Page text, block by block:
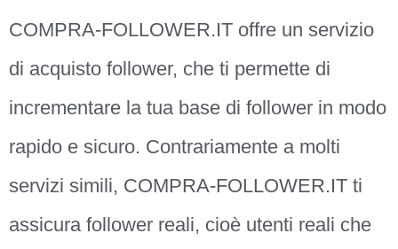
COMPRA-FOLLOWER.IT offre un servizio
di acquisto follower, che ti permette di
incrementare la tua base di follower in modo
rapido e sicuro. Contrariamente a molti
servizi simili, COMPRA-FOLLOWER.IT ti
assicura follower reali, cioè utenti reali che